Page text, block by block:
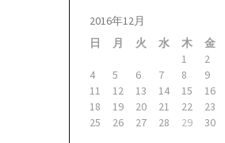
2016年12月
日
月 火 水 木 金
1
2
4
5 6 7 8 9
11
12 13 14 15 16
18
19 20 21 22 23
25
26 27 28 29 30